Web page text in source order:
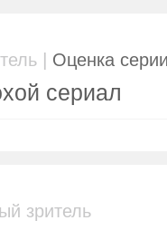
| Оценка
сериал
зритель